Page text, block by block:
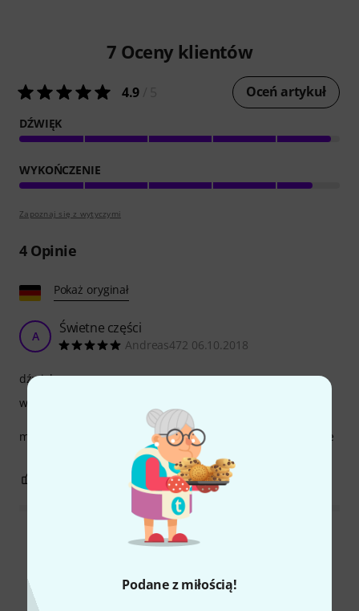
Podane z miłością!
7 Oceny klientów
4.9 Oceń artykuł
DŹWIĘK
WYKOŃCZENIE
Zapoznaj się z wytyczymi
4Opinie
Pokaż oryginał
A Świetne części
Andreas472 06.10.2018
można je używać bardzo elastycznie, kupiłbym je ponownie
dźwięk
wykończenie
ZGŁOŚ NADUŻYCIE
Wszystkie oceny